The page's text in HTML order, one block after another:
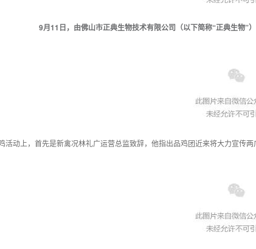
9月11日，由佛山市正典生物技术有限公司（以下简称“正典生物”
活动上，首先是新禽况林礼广运营总监致辞，他指出品鸡团近来将大力宣传